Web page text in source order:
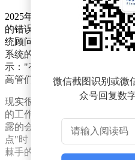
2025年初那场震惊业界的
的错误。被解雇的包括大量与
统顾问和开发人员，他们掌握
系统的核心运维知识。贝尼奥
示："有了AI，我们需要更少
高管们承认"严重高估AI能力"
现实很快给出了残酷的答案。
的工作时间都花在修正AI的
露的会议纪要。当客户投诉AI
点"时，员工不得不花双倍时
棘手的是系统稳定性危机，那
微信截图识别或微
众号回复数